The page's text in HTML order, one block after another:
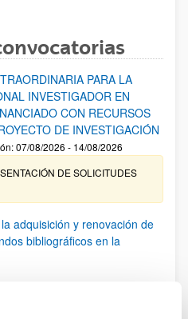
PARA LA
INVESTIGADOR EN
CON RECURSOS
DE INVESTIGACIÓN
07/08/2026 - 14/08/2026
DE SOLICITUDES
adquisición y renovación de
bibliográficos en la